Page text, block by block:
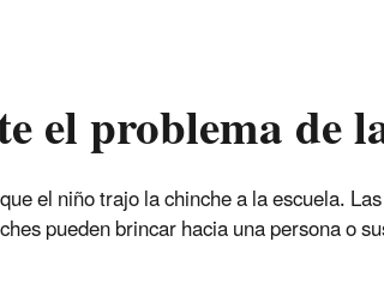
el problema de
el niño trajo la chinche a la escuela.
pueden brincar hacia una persona o